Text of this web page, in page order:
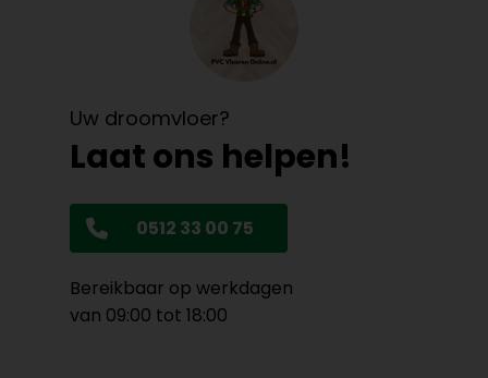
Uw droomvloer?
Laat ons helpen!
0512 33 00 75
Bereikbaar op werkdagen
van 09:00 tot 18:00